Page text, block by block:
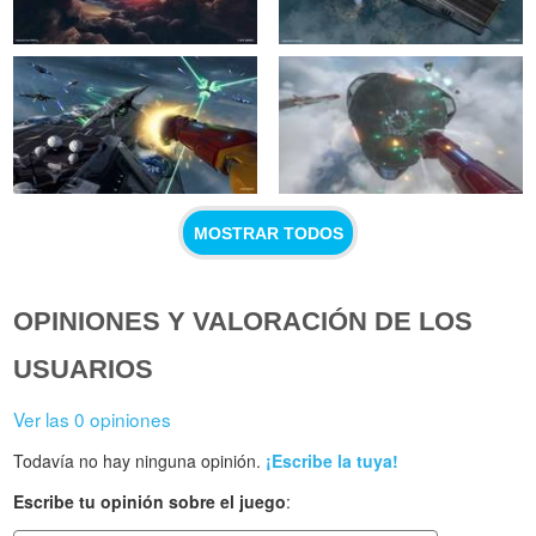
MOSTRAR TODOS
OPINIONES Y VALORACIÓN DE LOS
USUARIOS
Ver las 0 opiniones
Todavía no hay ninguna opinión. ¡Escribe la tuya!
Escribe tu opinión sobre el juego: